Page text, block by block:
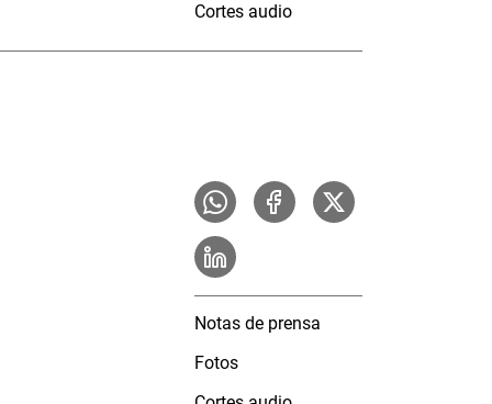
Cortes audio
Notas de prensa
Fotos